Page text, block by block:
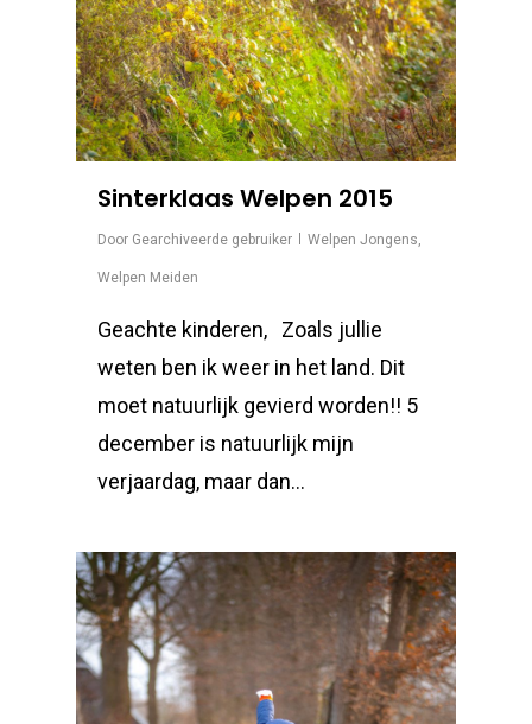
Sinterklaas Welpen 2015
Door Gearchiveerde gebruiker Welpen Jongens,
Welpen Meiden
Geachte kinderen, Zoals jullie
weten ben ik weer in het land. Dit
moet natuurlijk gevierd worden!! 5
december is natuurlijk mijn
verjaardag, maar dan…